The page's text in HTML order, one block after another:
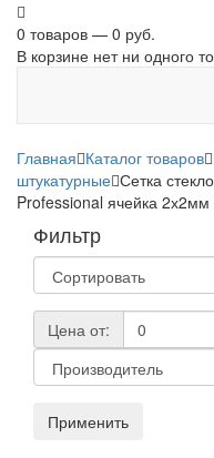
0 товаров — 0 руб.
В корзине нет ни одного
Главная Каталог товаров
штукатурные Сетка
Professional ячейка
Фильтр
Цена от:
Применить